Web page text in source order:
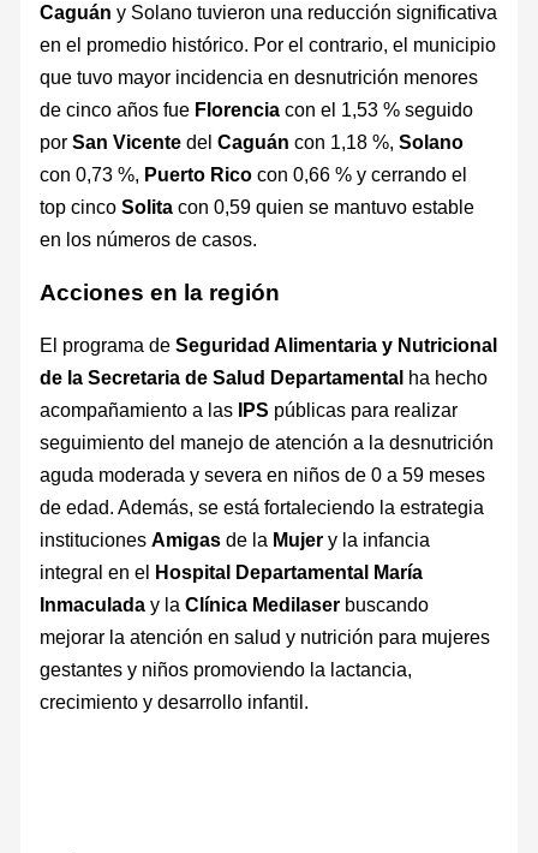
Caguán y Solano tuvieron una reducción significativa
en el promedio histórico. Por el contrario, el municipio
que tuvo mayor incidencia en desnutrición menores
de cinco años fue Florencia con el 1,53 % seguido
porSan Vicente delCaguán con 1,18 %,Solano
con 0,73 %, Puerto Rico con 0,66 % y cerrando el
top cincoSolita con 0,59 quien se mantuvo estable
en los números de casos.
Acciones en la región
El programa de Seguridad Alimentaria y Nutricional
de la Secretaria de Salud Departamental ha hecho
acompañamiento a las IPS públicas para realizar
seguimiento del manejo de atención a la desnutrición
aguda moderada y severa en niños de 0 a 59 meses
de edad. Además, se está fortaleciendo la estrategia
institucionesAmigas de la Mujer y la infancia
integral en el Hospital Departamental María
Inmaculada y laClínica Medilaser buscando
mejorar la atención en salud y nutrición para mujeres
gestantes y niños promoviendo la lactancia,
crecimiento y desarrollo infantil.